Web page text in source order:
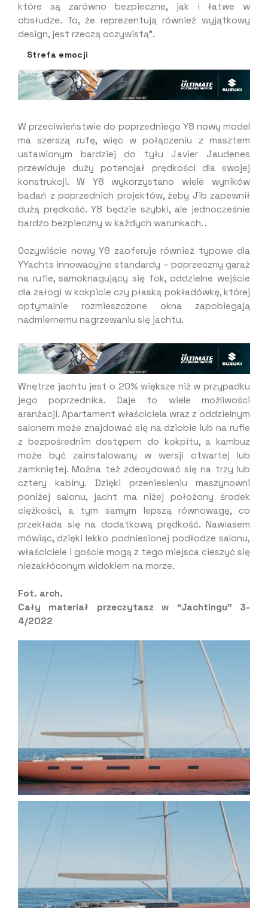
które są zarówno bezpieczne, jak i łatwe w
obsłudze. To, że reprezentują również wyjątkowy
design, jest rzeczą oczywistą”.
Strefa emocji
W przeciwieństwie do poprzedniego Y8 nowy model
ma szerszą rufę, więc w połączeniu z masztem
ustawionym bardziej do tyłu Javier Jaudenes
przewiduje duży potencjał prędkości dla swojej
konstrukcji. W Y8 wykorzystano wiele wyników
badań z poprzednich projektów, żeby Jib zapewnił
dużą prędkość. Y8 będzie szybki, ale jednocześnie
bardzo bezpieczny w każdych warunkach. .
Oczywiście nowy Y8 zaoferuje również typowe dla
YYachts innowacyjne standardy – poprzeczny garaż
na rufie, samoknagujący się fok, oddzielne wejście
dla załogi w kokpicie czy płaską pokładówkę, której
optymalnie rozmieszczone okna zapobiegają
nadmiernemu nagrzewaniu się jachtu.
Wnętrze jachtu jest o 20% większe niż w przypadku
jego poprzednika. Daje to wiele możliwości
aranżacji. Apartament właściciela wraz z oddzielnym
salonem może znajdować się na dziobie lub na rufie
z bezpośrednim dostępem do kokpitu, a kambuz
może być zainstalowany w wersji otwartej lub
zamkniętej. Można też zdecydować się na trzy lub
cztery kabiny. Dzięki przeniesieniu maszynowni
poniżej salonu, jacht ma niżej położony środek
ciężkości, a tym samym lepszą równowagę, co
przekłada się na dodatkową prędkość. Nawiasem
mówiąc, dzięki lekko podniesionej podłodze salonu,
właściciele i goście mogą z tego miejsca cieszyć się
niezakłóconym widokiem na morze.
Fot. arch.
Cały materiał przeczytasz w “Jachtingu” 3-
4/2022